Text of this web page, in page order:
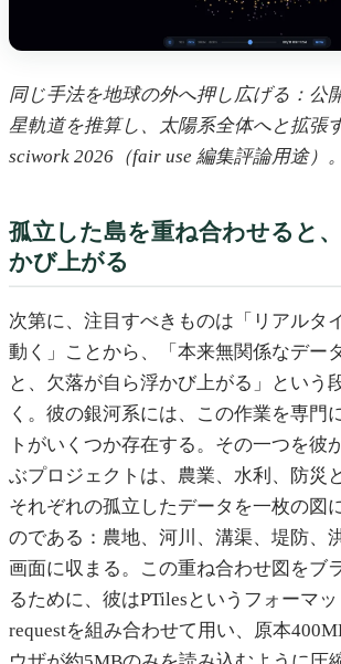
同じ手法を地球の外へ押し広げる：公
星軌道を推算し、太陽系全体へと拡張
sciwork 2026（fair use 編集評論用途）。
孤立した島を重ね合わせると
かび上がる
次第に、注目すべきものは「リアルタ
動く」ことから、「本来無関係なデー
と、欠落が自ら浮かび上がる」という
く。彼の銀河系には、この作業を専門
トがいくつか存在する。その一つを彼
ぶプロジェクトは、農業、水利、防災
それぞれの孤立したデータを一枚の図
のである：農地、河川、溝渠、堤防、
画面に収まる。この重ね合わせ図をブ
るために、彼はPTilesというフォーマッ
requestを組み合わせて用い、原本